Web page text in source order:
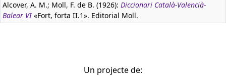
Alcover, A. M.; Moll, F. de B. (1926): Diccionari Català-Valencià-
Balear VI«Fort, forta II.1». Editorial Moll.
Un projecte de: